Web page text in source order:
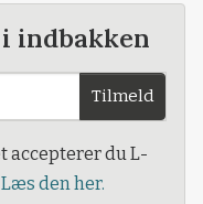
indbakken
Tilmeld
accepterer du L-
Læs den her.